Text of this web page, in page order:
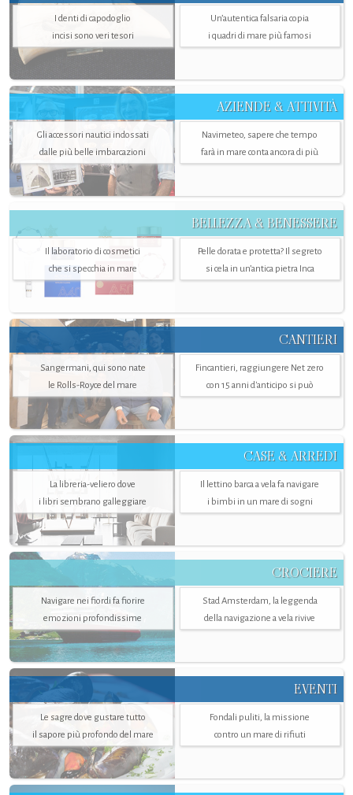
I denti di capodoglio
incisi sono veri tesori
Un’autentica falsaria copia
i quadri di mare più famosi
AZIENDE & ATTIVITÀ
Gli accessori nautici indossati
dalle più belle imbarcazioni
Navimeteo, sapere che tempo
farà in mare conta ancora di più
BELLEZZA & BENESSERE
Il laboratorio di cosmetici
che si specchia in mare
Pelle dorata e protetta? Il segreto
si cela in un’antica pietra Inca
CANTIERI
Sangermani, qui sono nate
le Rolls-Royce del mare
Fincantieri, raggiungere Net zero
con 15 anni d'anticipo si può
CASE & ARREDI
La libreria-veliero dove
i libri sembrano galleggiare
Il lettino barca a vela fa navigare
i bimbi in un mare di sogni
CROCIERE
Navigare nei fiordi fa fiorire
emozioni profondissime
Stad Amsterdam, la leggenda
della navigazione a vela rivive
EVENTI
Le sagre dove gustare tutto
il sapore più profondo del mare
Fondali puliti, la missione
contro un mare di rifiuti